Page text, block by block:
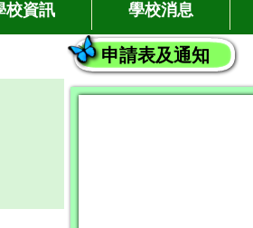
校資訊 學校消息
申請表及通知